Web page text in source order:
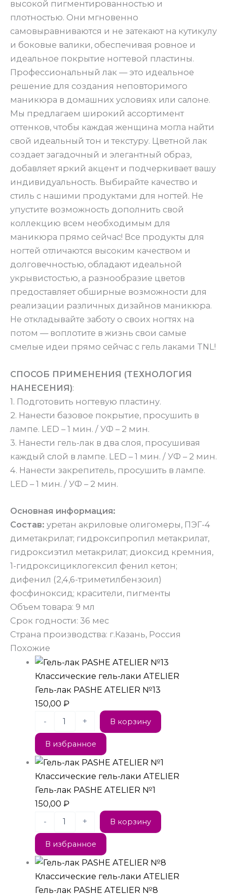
высокой пигментированностью и
плотностью. Они мгновенно
самовыравниваются и не затекают на кутикулу
и боковые валики, обеспечивая ровное и
идеальное покрытие ногтевой пластины.
Профессиональный лак — это идеальное
решение для создания неповторимого
маникюра в домашних условиях или салоне.
Мы предлагаем широкий ассортимент
оттенков, чтобы каждая женщина могла найти
свой идеальный тон и текстуру. Цветной лак
создает загадочный и элегантный образ,
добавляет яркий акцент и подчеркивает вашу
индивидуальность. Выбирайте качество и
стиль с нашими продуктами для ногтей. Не
упустите возможность дополнить свой
коллекцию всем необходимым для
маникюра прямо сейчас! Все продукты для
ногтей отличаются высоким качеством и
долговечностью, обладают идеальной
укрывистостью, а разнообразие цветов
предоставляет обширные возможности для
реализации различных дизайнов маникюра.
Не откладывайте заботу о своих ногтях на
потом — воплотите в жизнь свои самые
смелые идеи прямо сейчас с гель лаками TNL!
СПОСОБ ПРИМЕНЕНИЯ (ТЕХНОЛОГИЯ
НАНЕСЕНИЯ):
1. Подготовить ногтевую пластину.
2. Нанести базовое покрытие, просушить в
лампе. LED – 1 мин. / УФ – 2 мин.
3. Нанести гель-лак в два слоя, просушивая
каждый слой в лампе. LED – 1 мин. / УФ – 2 мин.
4. Нанести закрепитель, просушить в лампе.
LED – 1 мин. / УФ – 2 мин.
Основная информация:
Состав: уретан акриловые олигомеры, ПЭГ-4
диметакрилат; гидроксипропил метакрилат,
гидроксиэтил метакрилат; диоксид кремния,
1-гидроксициклогексил фенил кетон;
дифенил (2,4,6-триметилбензоил)
фосфиноксид; красители, пигменты
Объем товара: 9 мл
Срок годности: 36 мес
Страна производства: г.Казань, Россия
Похожие
Классические гель-лаки ATELIER
Гель-лак PASHE ATELIER №13
150,00₽
-
+ В корзину
В избранное
Классические гель-лаки ATELIER
Гель-лак PASHE ATELIER №1
150,00₽
-
+ В корзину
В избранное
Классические гель-лаки ATELIER
Гель-лак PASHE ATELIER №8